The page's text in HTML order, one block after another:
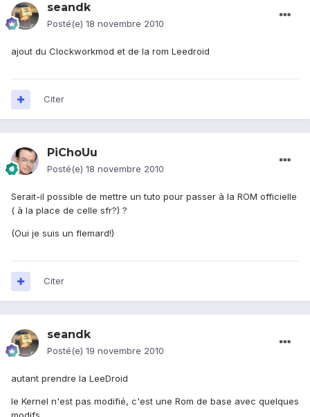
seandk
Posté(e) 18 novembre 2010
ajout du Clockworkmod et de la rom Leedroid
Citer
PiChoUu
Posté(e) 18 novembre 2010
Serait-il possible de mettre un tuto pour passer à la ROM officielle
( à la place de celle sfr?) ?
(Oui je suis un flemard!)
Citer
seandk
Posté(e) 19 novembre 2010
autant prendre la LeeDroid
le Kernel n'est pas modifié, c'est une Rom de base avec quelques